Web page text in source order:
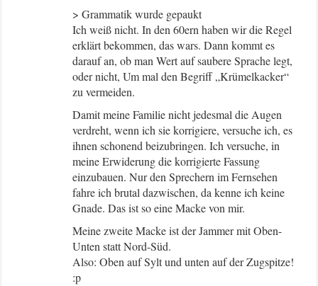
> Grammatik wurde gepaukt
Ich weiß nicht. In den 60ern haben wir die Regel
erklärt bekommen, das wars. Dann kommt es
darauf an, ob man Wert auf saubere Sprache legt,
oder nicht, Um mal den Begriff „Krümelkacker“
zu vermeiden.
Damit meine Familie nicht jedesmal die Augen
verdreht, wenn ich sie korrigiere, versuche ich, es
ihnen schonend beizubringen. Ich versuche, in
meine Erwiderung die korrigierte Fassung
einzubauen. Nur den Sprechern im Fernsehen
fahre ich brutal dazwischen, da kenne ich keine
Gnade. Das ist so eine Macke von mir.
Meine zweite Macke ist der Jammer mit Oben-
Unten statt Nord-Süd.
Also: Oben auf Sylt und unten auf der Zugspitze!
:p